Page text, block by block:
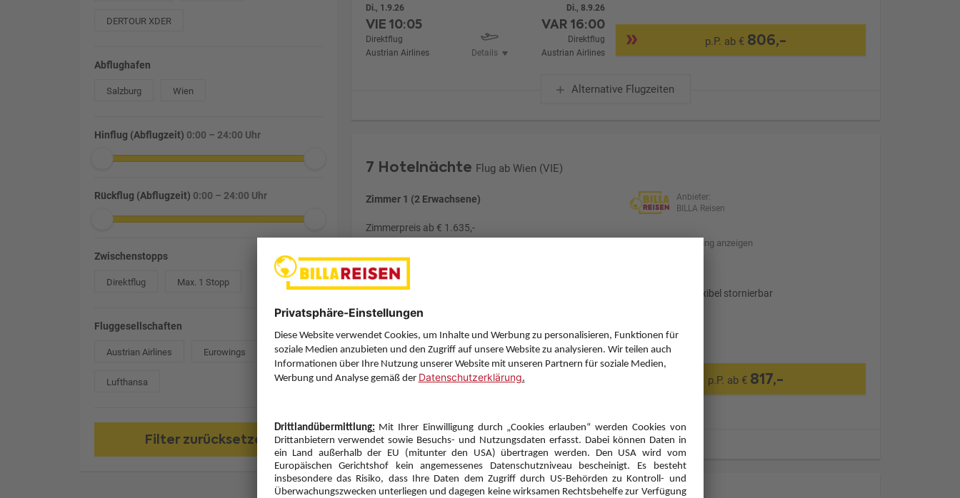
DERTOUR XDER
Abflughafen
Salzburg Wien
Hinflug (Abflugzeit) 0:00 – 24:00 Uhr
Rückflug (Abflugzeit) 0:00 – 24:00 Uhr
Zwischenstopps
Direktflug Max. 1 Stopp
Fluggesellschaften
Austrian Airlines Eurowings
Lufthansa
Filter zurücksetzen
Di., 1.9.26
VIE10:05
Direktflug
Austrian Airlines
Details
Di., 8.9.26
VAR16:00
Direktflug
Austrian Airlines
p.P. ab € 806,-
Alternative Flugzeiten
7 Hotelnächte Flug ab Wien (VIE)
Zimmer 1 (2 Erwachsene)
Zimmerpreis ab € 1.635,-
Alles Inklusive (A)
Zimmer & Verpflegung anpassen
Anbieter:
BILLA Reisen
Hotelbeschreibung anzeigen
Optional: Flexibel stornierbar
Hinflug
Di., 1.9.26
VIE9:35
Direktflug
Rückflug
Di., 8.9.26
BOJ13:05
p.P. ab € 817,-
Alternative Flugzeiten